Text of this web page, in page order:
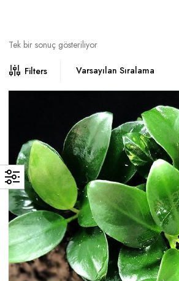
Tek bir sonuç gösteriliyor
Filters Varsayılan Sıralama